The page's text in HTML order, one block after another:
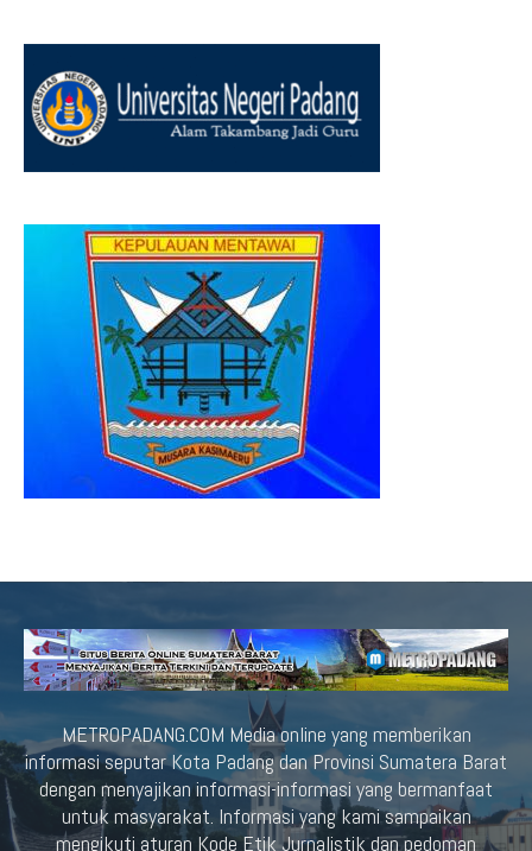
METROPADANG.COM Media online yang memberikan
informasi seputar Kota Padang dan Provinsi Sumatera Barat
dengan menyajikan informasi-informasi yang bermanfaat
untuk masyarakat. Informasi yang kami sampaikan
mengikuti aturan Kode Etik Jurnalistik dan pedoman